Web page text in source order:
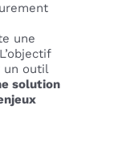
une
un outil
solution